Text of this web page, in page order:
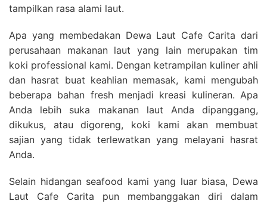
tampilkan rasa alami laut.
Apa yang membedakan Dewa Laut Cafe Carita dari
perusahaan makanan laut yang lain merupakan tim
koki professional kami. Dengan ketrampilan kuliner ahli
dan hasrat buat keahlian memasak, kami mengubah
beberapa bahan fresh menjadi kreasi kulineran. Apa
Anda lebih suka makanan laut Anda dipanggang,
dikukus, atau digoreng, koki kami akan membuat
sajian yang tidak terlewatkan yang melayani hasrat
Anda.
Selain hidangan seafood kami yang luar biasa, Dewa
Laut Cafe Carita pun membanggakan diri dalam